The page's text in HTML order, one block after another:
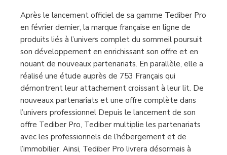
Après le lancement officiel de sa gamme Tediber Pro
en février dernier, la marque française en ligne de
produits liés à l’univers complet du sommeil poursuit
son développement en enrichissant son offre et en
nouant de nouveaux partenariats. En parallèle, elle a
réalisé une étude auprès de 753 Français qui
démontrent leur attachement croissant à leur lit. De
nouveaux partenariats et une offre complète dans
l’univers professionnel Depuis le lancement de son
offre Tediber Pro, Tediber multiplie les partenariats
avec les professionnels de l’hébergement et de
l’immobilier. Ainsi, Tediber Pro livrera désormais à